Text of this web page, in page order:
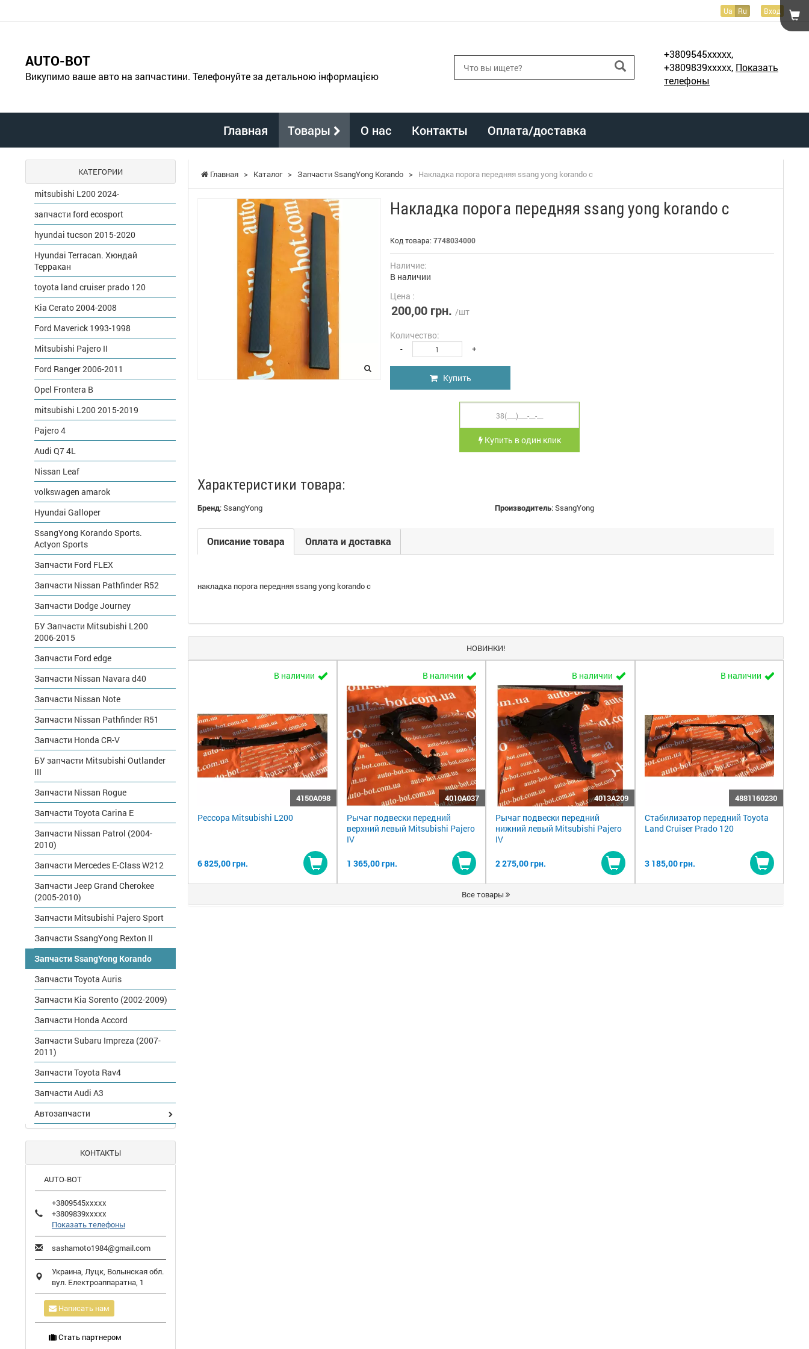
Ua Ru Вход
AUTO-BOT
Викупимо ваше авто на запчастини. Телефонуйте за детальною інформацією
+3809545xxxxx,
+3809839xxxxx, Показать
телефоны
Главная Товары О нас Контакты Оплата/доставка
Главная > Каталог > Запчасти SsangYong Korando > Накладка порога передняя ssang yong korando c
Накладка порога передняя ssang yong korando c
Код товара: 7748034000
Наличие:
В наличии
Цена :
200,00 грн. /шт
Количество:
- +
Купить
Купить в один клик
Характеристики товара:
Бренд:SsangYong Производитель:SsangYong
Описание товара Оплата и доставка
накладка порога передняя ssang yong korando c
НОВИНКИ!
В наличии
4150A098
Рессора Mitsubishi L200
6 825,00 грн.
Купить
В наличии
4010A037
Рычаг подвески передний
верхний левый Mitsubishi Pajero
IV
1 365,00 грн.
Купить
В наличии
4013A209
Рычаг подвески передний
нижний левый Mitsubishi Pajero
IV
2 275,00 грн.
Купить
В наличии
4881160230
Стабилизатор передний Toyota
Land Cruiser Prado 120
3 185,00 грн.
Купить
Все товары
КАТЕГОРИИ
mitsubishi L200 2024-
запчасти ford ecosport
hyundai tucson 2015-2020
Hyundai Terracan. Хюндай
Терракан
toyota land cruiser prado 120
Kia Cerato 2004-2008
Ford Maverick 1993-1998
Mitsubishi Pajero II
Ford Ranger 2006-2011
Opel Frontera B
mitsubishi L200 2015-2019
Pajero 4
Audi Q7 4L
Nissan Leaf
volkswagen amarok
Hyundai Galloper
SsangYong Korando Sports.
Actyon Sports
Запчасти Ford FLEX
Запчасти Nissan Pathfinder R52
Запчасти Dodge Journey
БУ Запчасти Mitsubishi L200
2006-2015
Запчасти Ford edge
Запчасти Nissan Navara d40
Запчасти Nissan Note
Запчасти Nissan Pathfinder R51
Запчасти Honda CR-V
БУ запчасти Mitsubishi Outlander
III
Запчасти Nissan Rogue
Запчасти Toyota Carina E
Запчасти Nissan Patrol (2004-
2010)
Запчасти Mercedes E-Class W212
Запчасти Jeep Grand Cherokee
(2005-2010)
Запчасти Mitsubishi Pajero Sport
Запчасти SsangYong Rexton II
Запчасти SsangYong Korando
Запчасти Toyota Auris
Запчасти Kia Sorento (2002-2009)
Запчасти Honda Accord
Запчасти Subaru Impreza (2007-
2011)
Запчасти Toyota Rav4
Запчасти Audi A3
Автозапчасти
КОНТАКТЫ
AUTO-BOT
+3809545xxxxx
+3809839xxxxx
Показать телефоны
sashamoto1984@gmail.com
Украина, Луцк, Волынская обл.
вул. Електроаппаратна, 1
Написать нам
Стать партнером